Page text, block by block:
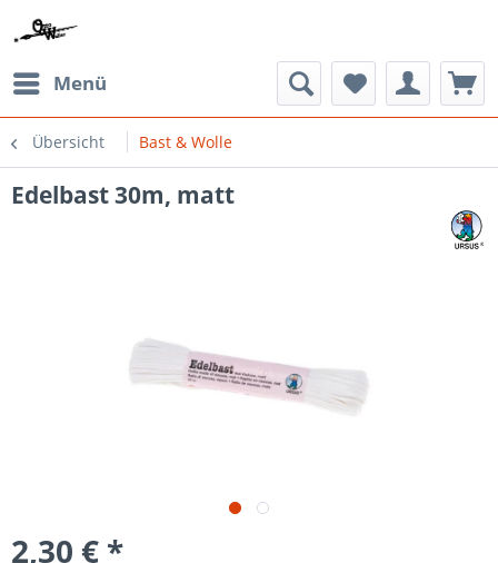
Menü
Übersicht Bast & Wolle
Edelbast 30m, matt
2,30 € *